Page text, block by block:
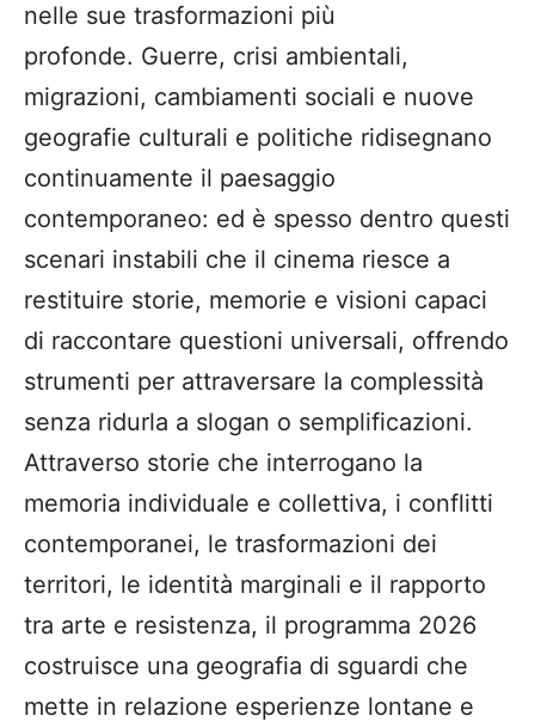
nelle sue trasformazioni più
profonde. Guerre, crisi ambientali,
migrazioni, cambiamenti sociali e nuove
geografie culturali e politiche ridisegnano
continuamente il paesaggio
contemporaneo: ed è spesso dentro questi
scenari instabili che il cinema riesce a
restituire storie, memorie e visioni capaci
di raccontare questioni universali, offrendo
strumenti per attraversare la complessità
senza ridurla a slogan o semplificazioni.
Attraverso storie che interrogano la
memoria individuale e collettiva, i conflitti
contemporanei, le trasformazioni dei
territori, le identità marginali e il rapporto
tra arte e resistenza, il programma 2026
costruisce una geografia di sguardi che
mette in relazione esperienze lontane e